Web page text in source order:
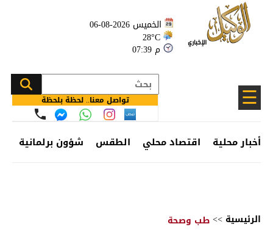
الخميس 2026-08-06
28°C
07:39 م
☰ تواصل معنا.. لحظة بلحظة
أخبار محلية اقتصاد محلي الطقس شؤون برلمانية
الرئيسية >>طب وصحة